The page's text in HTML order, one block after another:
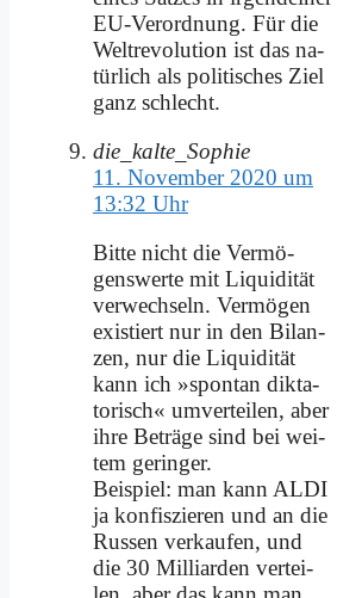
EU-Ver­ord­nung. Für die
Welt­re­vo­lu­ti­on ist das na­
tür­lich als po­li­ti­sches Ziel
ganz schlecht.
die_kalte_Sophie
11. November 2020 um
13:32 Uhr
Bit­te nicht die Ver­mö­
gens­wer­te mit Li­qui­di­tät
ver­wech­seln. Ver­mö­gen
exi­stiert nur in den Bi­lan­
zen, nur die Li­qui­di­tät
kann ich »spon­tan dik­ta­
to­risch« um­ver­tei­len, aber
ih­re Be­trä­ge sind bei wei­
tem ge­rin­ger.
Bei­spiel: man kann ALDI
ja kon­fis­zie­ren und an die
Rus­sen ver­kau­fen, und
die 30 Mil­li­ar­den ver­tei­